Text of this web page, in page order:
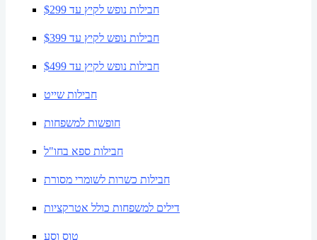
חבילות נופש לקיץ עד $299
חבילות נופש לקיץ עד $399
חבילות נופש לקיץ עד $499
חבילות שייט
חופשות למשפחות
חבילות ספא בחו"ל
חבילות כשרות לשומרי מסורת
דילים למשפחות כולל אטרקציות
טוס וסע